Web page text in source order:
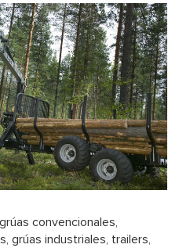
convencionales,
grúas industriales, trailers,